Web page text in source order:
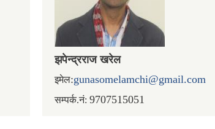
झपेन्द्रराज खरेल
इमेल:gunasomelamchi@gmail.com
सम्पर्क.नं: 9707515051